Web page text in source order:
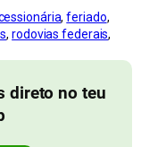
, feriado
, rodovias federais
direto no teu